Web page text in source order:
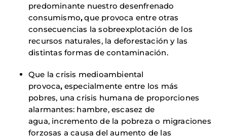
predominante nuestro desenfrenado
consumismo,que provoca entre otras
consecuencias la sobreexplotación de los
recursos naturales, la deforestación y las
distintas formas de contaminación.
Que la crisis medioambiental
provoca,especialmente entre los más
pobres, una crisis humana de proporciones
alarmantes: hambre, escasez de
agua, incremento de la pobreza o migraciones
forzosas a causa del aumento de las